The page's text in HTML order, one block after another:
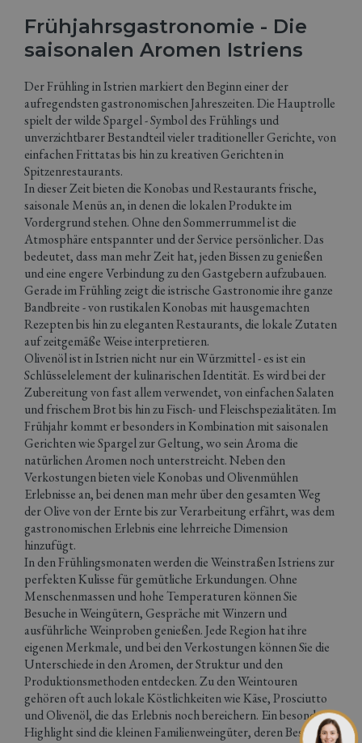
Frühjahrsgastronomie - Die
saisonalen Aromen Istriens
Der Frühling in Istrien markiert den Beginn einer der
aufregendsten gastronomischen Jahreszeiten. Die Hauptrolle
spielt der wilde Spargel - Symbol des Frühlings und
unverzichtbarer Bestandteil vieler traditioneller Gerichte, von
einfachen Frittatas bis hin zu kreativen Gerichten in
Spitzenrestaurants.
In dieser Zeit bieten die Konobas und Restaurants frische,
saisonale Menüs an, in denen die lokalen Produkte im
Vordergrund stehen. Ohne den Sommerrummel ist die
Atmosphäre entspannter und der Service persönlicher. Das
bedeutet, dass man mehr Zeit hat, jeden Bissen zu genießen
und eine engere Verbindung zu den Gastgebern aufzubauen.
Gerade im Frühling zeigt die istrische Gastronomie ihre ganze
Bandbreite - von rustikalen Konobas mit hausgemachten
Rezepten bis hin zu eleganten Restaurants, die lokale Zutaten
auf zeitgemäße Weise interpretieren.
Olivenöl ist in Istrien nicht nur ein Würzmittel - es ist ein
Schlüsselelement der kulinarischen Identität. Es wird bei der
Zubereitung von fast allem verwendet, von einfachen Salaten
und frischem Brot bis hin zu Fisch- und Fleischspezialitäten. Im
Frühjahr kommt er besonders in Kombination mit saisonalen
Gerichten wie Spargel zur Geltung, wo sein Aroma die
natürlichen Aromen noch unterstreicht. Neben den
Verkostungen bieten viele Konobas und Olivenmühlen
Erlebnisse an, bei denen man mehr über den gesamten Weg
der Olive von der Ernte bis zur Verarbeitung erfährt, was dem
gastronomischen Erlebnis eine lehrreiche Dimension
hinzufügt.
In den Frühlingsmonaten werden die Weinstraßen Istriens zur
perfekten Kulisse für gemütliche Erkundungen. Ohne
Menschenmassen und hohe Temperaturen können Sie
Besuche in Weingütern, Gespräche mit Winzern und
ausführliche Weinproben genießen. Jede Region hat ihre
eigenen Merkmale, und bei den Verkostungen können Sie die
Unterschiede in den Aromen, der Struktur und den
Produktionsmethoden entdecken. Zu den Weintouren
gehören oft auch lokale Köstlichkeiten wie Käse, Prosciutto
und Olivenöl, die das Erlebnis noch bereichern. Ein besonderes
Highlight sind die kleinen Familienweingüter, deren Besitzer